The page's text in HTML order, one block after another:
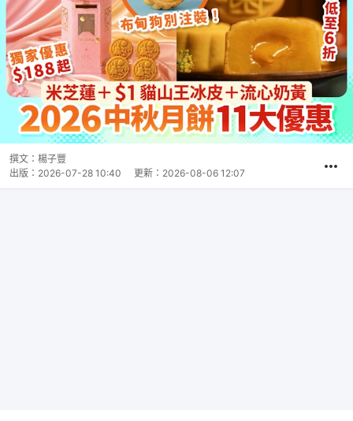
撰文： 楊子豐
出版： 2026-07-28 10:40 更新： 2026-08-06 12:07